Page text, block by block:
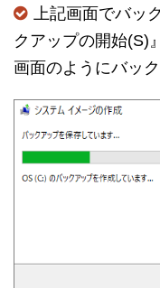
上記画面でバッ
クアップの開始(S)
画面のようにバッ